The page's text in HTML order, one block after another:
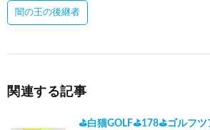
闇の王の後継者
関連する記事
⛳白猫GOLF⛳178⛳ゴルフ